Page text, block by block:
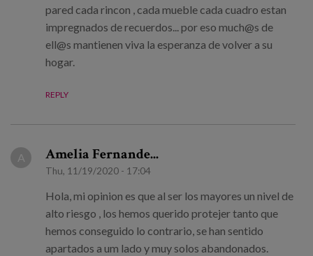
pared cada rincon , cada mueble cada cuadro estan
impregnados de recuerdos... por eso much@s de
ell@s mantienen viva la esperanza de volver a su
hogar.
REPLY
A Amelia Fernande...
Thu, 11/19/2020 - 17:04
Hola, mi opinion es que al ser los mayores un nivel de
alto riesgo , los hemos querido protejer tanto que
hemos conseguido lo contrario, se han sentido
apartados a um lado y muy solos abandonados.